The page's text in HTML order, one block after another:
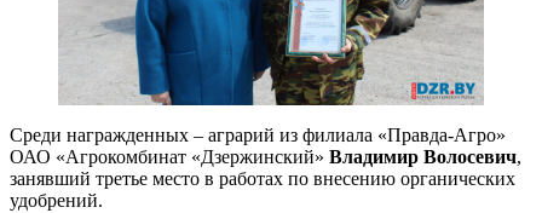
Среди награжденных – аграрий из филиала «Правда-Агро»
ОАО «Агрокомбинат «Дзержинский» Владимир Волосевич,
занявший третье место в работах по внесению органических
удобрений.